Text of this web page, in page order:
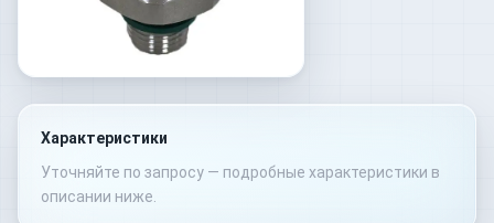
Характеристики
Уточняйте по запросу — подробные характеристики в
описании ниже.